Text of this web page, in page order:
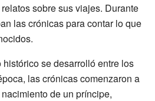
sobre sus viajes. Durante
las crónicas para contar lo que
se desarrolló entre los
las crónicas comenzaron a
de un príncipe,